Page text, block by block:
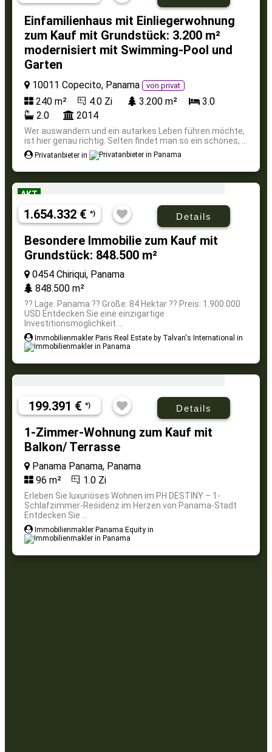
Einfamilienhaus mit Einliegerwohnung
zum Kauf mit Grundstück: 3.200 m²
modernisiert mit Swimming-Pool und
Garten
10011 Copecito, Panama von privat
240 m² 4.0 Zi 3.200 m²
3.0
2.0
2014
Wer auswandern und ein autarkes Leben führen möchte,
ist hier genau richtig. Selten findet man so ein schönes, ...
Privatanbieter in
AKT
1.654.332 € *) Details
Besondere Immobilie zum Kauf mit
Grundstück: 848.500 m²
0454 Chiriqui, Panama
848.500 m²
?? Lage: Panama ?? Größe: 84 Hektar ?? Preis: 1.900.000
USD Entdecken Sie eine einzigartige
Investitionsmöglichkeit ...
Immobilienmakler Paris Real Estate by Talvan's International in
199.391 € *) Details
1-Zimmer-Wohnung zum Kauf mit
Balkon/ Terrasse
Panama Panama, Panama
96 m²
1.0 Zi
Erleben Sie luxuriöses Wohnen im PH DESTINY – 1-
Schlafzimmer-Residenz im Herzen von Panama-Stadt
Entdecken Sie ...
Immobilienmakler Panama Equity in